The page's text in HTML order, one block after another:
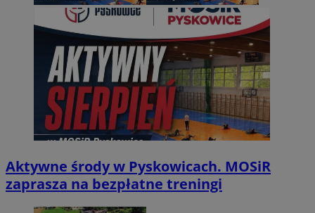
Aktywne środy w Pyskowicach. MOSiR
zaprasza na bezpłatne treningi